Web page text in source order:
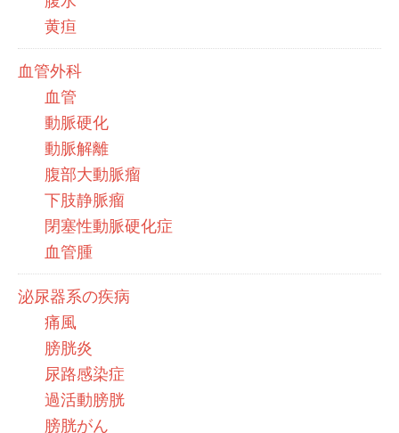
黄疸
血管外科
血管
動脈硬化
動脈解離
腹部大動脈瘤
下肢静脈瘤
閉塞性動脈硬化症
血管腫
泌尿器系の疾病
痛風
膀胱炎
尿路感染症
過活動膀胱
膀胱がん